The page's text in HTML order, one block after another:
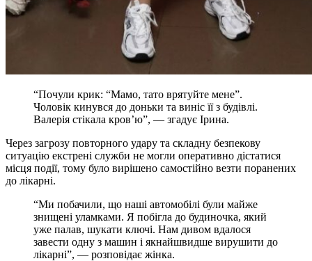
“Почули крик: “Мамо, тато врятуйте мене”.
Чоловік кинувся до доньки та виніс її з будівлі.
Валерія стікала кров’ю”, — згадує Ірина.
Через загрозу повторного удару та складну безпекову
ситуацію екстрені служби не могли оперативно дістатися
місця події, тому було вирішено самостійно везти поранених
до лікарні.
“Ми побачили, що наші автомобілі були майже
знищені уламками. Я побігла до будиночка, який
уже палав, шукати ключі. Нам дивом вдалося
завести одну з машин і якнайшвидше вирушити до
лікарні”, — розповідає жінка.